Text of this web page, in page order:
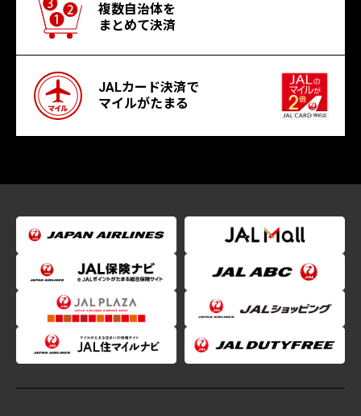
複数自治体を
まとめて決済
JALカード決済で
マイルがたまる